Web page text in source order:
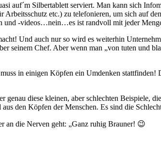
auf´m Silbertablett serviert. Man kann sich
etc.) zu telefonieren, um sich auf
und -videos…nein…es ist randvoll mit jeder
Und auch nur so wird es weiterhin
seinem Chef. Aber wenn man „von tuten und
in einigen Köpfen ein Umdenken stattfinden!
diese kleinen, aber schlechten Beispiele,
den Köpfen der Menschen. Es sind die
an die Nerven geht: „Ganz ruhig Brauner! 😉